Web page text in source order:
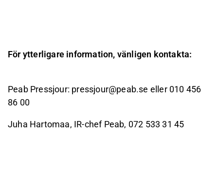
För ytterligare information, vänligen kontakta:
Peab Pressjour: pressjour@peab.se eller 010 456
86 00
Juha Hartomaa, IR-chef Peab, 072 533 31 45